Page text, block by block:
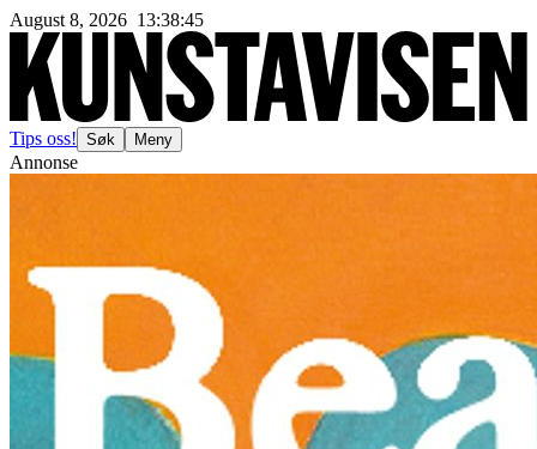
August 8, 2026 13:38:48
Tips oss! Søk Meny
Annonse